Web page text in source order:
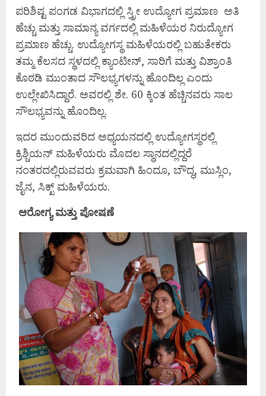
ಪರಿಶಿಷ್ಟ ಪಂಗಡ ವಿಭಾಗದಲ್ಲಿ ಸ್ತ್ರೀ ಉದ್ಯೋಗ ಪ್ರಮಾಣ ಅತಿ
ಹೆಚ್ಚು ಮತ್ತು ಸಾಮಾನ್ಯ ವರ್ಗದಲ್ಲಿ ಮಹಿಳೆಯರ ನಿರುದ್ಯೋಗ
ಪ್ರಮಾಣ ಹೆಚ್ಚು. ಉದ್ಯೋಗಸ್ಥ ಮಹಿಳೆಯರಲ್ಲಿ ಬಹುತೇಕರು
ತಮ್ಮ ಕೆಲಸದ ಸ್ಥಳದಲ್ಲಿ ಕ್ಯಾಂಟೀನ್, ಸಾರಿಗೆ ಮತ್ತು ವಿಶ್ರಾಂತಿ
ಕೊಠಡಿ ಮುಂತಾದ ಸೌಲಭ್ಯಗಳನ್ನು ಹೊಂದಿಲ್ಲ ಎಂದು
ಉಲ್ಲೇಖಿಸಿದ್ದಾರೆ. ಅವರಲ್ಲಿ ಶೇ. 60 ಕ್ಕಿಂತ ಹೆಚ್ಚಿನವರು ಸಾಲ
ಸೌಲಭ್ಯವನ್ನು ಹೊಂದಿಲ್ಲ.
ಇದರ ಮುಂದುವರಿದ ಅಧ್ಯಯನದಲ್ಲಿ ಉದ್ಯೋಗಸ್ಥರಲ್ಲಿ
ಕ್ರಿಶ್ಚಿಯನ್ ಮಹಿಳೆಯರು ಮೊದಲ ಸ್ಥಾನದಲ್ಲಿದ್ದರೆ
ನಂತರದಲ್ಲಿರುವವರು ಕ್ರಮವಾಗಿ ಹಿಂದೂ, ಬೌದ್ಧ, ಮುಸ್ಲಿಂ,
ಜೈನ, ಸಿಕ್ಖ್ ಮಹಿಳೆಯರು.
ಆರೋಗ್ಯ ಮತ್ತು ಪೋಷಣೆ